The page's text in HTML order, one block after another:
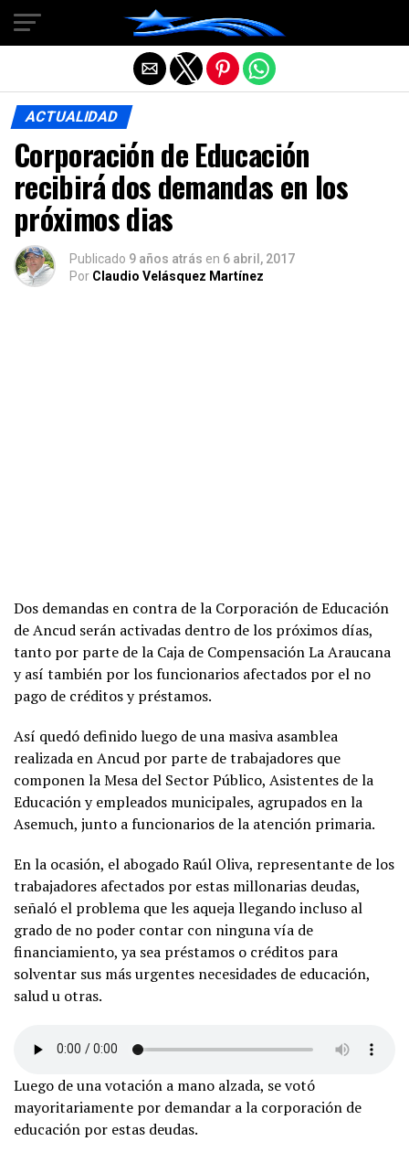
ACTUALIDAD
Corporación de Educación
recibirá dos demandas en los
próximos dias
Publicado 9 años atrás en 6 abril, 2017
Por Claudio Velásquez Martínez
Dos demandas en contra de la Corporación de Educación
de Ancud serán activadas dentro de los próximos días,
tanto por parte de la Caja de Compensación La Araucana
y así también por los funcionarios afectados por el no
pago de créditos y préstamos.
Así quedó definido luego de una masiva asamblea
realizada en Ancud por parte de trabajadores que
componen la Mesa del Sector Público, Asistentes de la
Educación y empleados municipales, agrupados en la
Asemuch, junto a funcionarios de la atención primaria.
En la ocasión, el abogado Raúl Oliva, representante de los
trabajadores afectados por estas millonarias deudas,
señaló el problema que les aqueja llegando incluso al
grado de no poder contar con ninguna vía de
financiamiento, ya sea préstamos o créditos para
solventar sus más urgentes necesidades de educación,
salud u otras.
Luego de una votación a mano alzada, se votó
mayoritariamente por demandar a la corporación de
educación por estas deudas.
Salir de la versión móvil